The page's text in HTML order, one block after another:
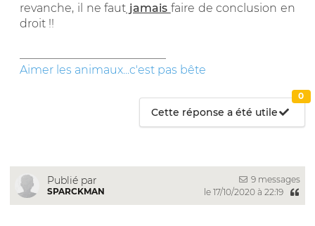
revanche, il ne faut jamais faire de conclusion en
droit !!
Aimer les animaux...c'est pas bête
Cette réponse a été utile
0
Publié par
SPARCKMAN
9 messages
le 17/10/2020 à 22:19